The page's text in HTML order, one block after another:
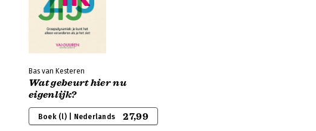
Bas van Kesteren
Wat gebeurt hier nu
eigenlijk?
Boek (l) | Nederlands 27,99